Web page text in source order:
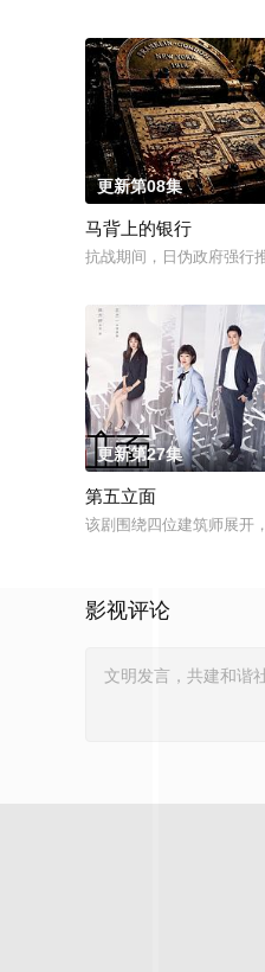
更新第08集
马背上的银行
抗战期间，日伪政府强行
更新第27集
第五立面
该剧围绕四位建筑师展开
影视评论